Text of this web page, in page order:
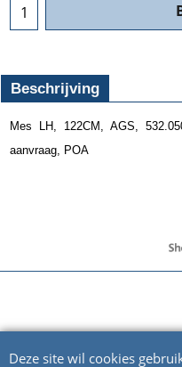
Beschrijving
Mes LH, 122CM, AGS,
aanvraag, POA
Webwinkel gemaakt
Deze site wil cookies